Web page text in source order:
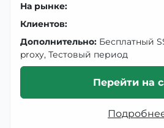
На рынке:
Клиентов:
Дополнительно: Бесплатный
proxy, Тестовый период
Перейти на